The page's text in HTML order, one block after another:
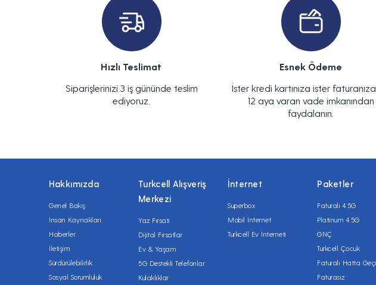
Hızlı Teslimat
Siparişlerinizi 3 iş gününde teslim
ediyoruz.
Esnek Ödeme
İster kredi kartınıza ister faturanıza
12 aya varan vade imkanından
faydalanın.
Hakkımızda
Genel Bakış
İnsan Kaynakları
Haberler
İletişim
Sürdürülebilirlik
Sosyal Sorumluluk
Turkcell Alışveriş
Merkezi
Yaz Fırsatı
Dijital Fırsatlar
Ev & Yaşam
5G Destekli Telefonlar
Kulaklıklar
İnternet
Superbox
Mobil İnternet
Turkcell Ev İnterneti
Paketler
Faturalı 4.5G
Platinum 4.5G
GNÇ
Turkcell Çocuk
Faturalı Hatta
Faturasız